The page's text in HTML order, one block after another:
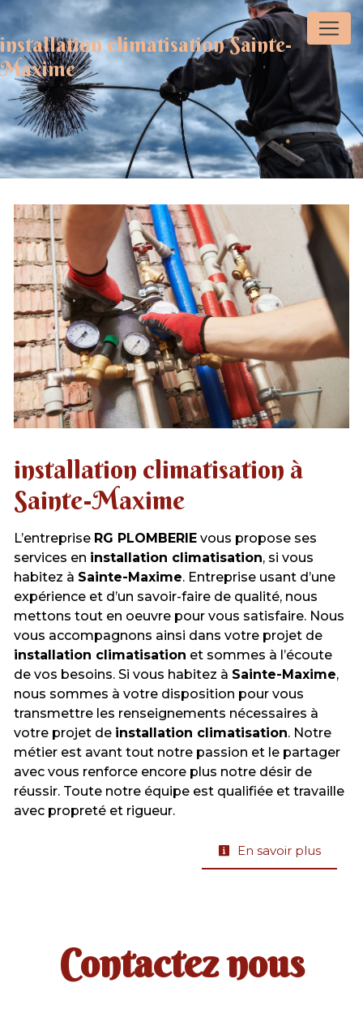
installation climatisation Sainte-
Maxime
installation climatisation à
Sainte-Maxime
L’entreprise RG PLOMBERIE vous propose ses
services en installation climatisation, si vous
habitez à Sainte-Maxime. Entreprise usant d’une
expérience et d’un savoir-faire de qualité, nous
mettons tout en oeuvre pour vous satisfaire. Nous
vous accompagnons ainsi dans votre projet de
installation climatisation et sommes à l’écoute
de vos besoins. Si vous habitez à Sainte-Maxime,
nous sommes à votre disposition pour vous
transmettre les renseignements nécessaires à
votre projet de installation climatisation. Notre
métier est avant tout notre passion et le partager
avec vous renforce encore plus notre désir de
réussir. Toute notre équipe est qualifiée et travaille
avec propreté et rigueur.
En savoir plus
Contactez nous
Panneau de gestion des cookies